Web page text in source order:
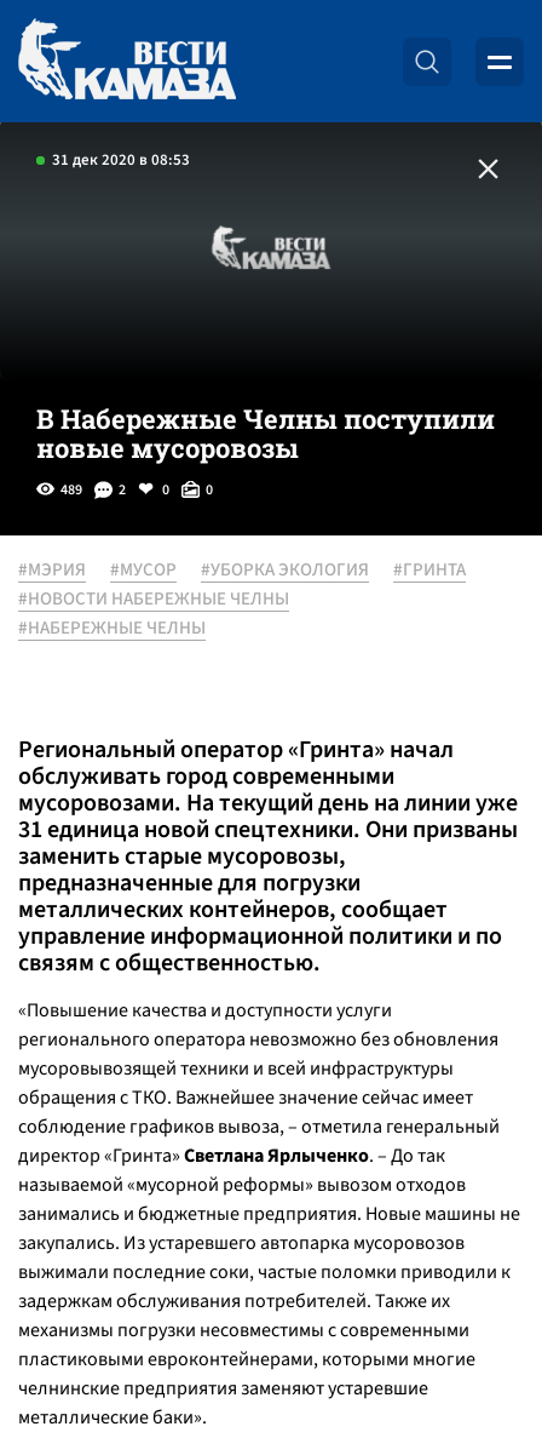
31 дек 2020 в 08:53
В Набережные Челны поступили
новые мусоровозы
489 2 0 0
#МЭРИЯ #МУСОР #УБОРКА ЭКОЛОГИЯ
#ГРИНТА
#НОВОСТИ НАБЕРЕЖНЫЕ ЧЕЛНЫ
#НАБЕРЕЖНЫЕ ЧЕЛНЫ
Региональный оператор «Гринта» начал
обслуживать город современными
мусоровозами. На текущий день на линии уже
31 единица новой спецтехники. Они призваны
заменить старые мусоровозы,
предназначенные для погрузки
металлических контейнеров, сообщает
управление информационной политики и по
связям с общественностью.
«Повышение качества и доступности услуги
регионального оператора невозможно без обновления
мусоровывозящей техники и всей инфраструктуры
обращения с ТКО. Важнейшее значение сейчас имеет
соблюдение графиков вывоза, – отметила генеральный
директор «Гринта»Светлана Ярлыченко. – До так
называемой «мусорной реформы» вывозом отходов
занимались и бюджетные предприятия. Новые машины не
закупались. Из устаревшего автопарка мусоровозов
выжимали последние соки, частые поломки приводили к
задержкам обслуживания потребителей. Также их
механизмы погрузки несовместимы с современными
пластиковыми евроконтейнерами, которыми многие
челнинские предприятия заменяют устаревшие
металлические баки».